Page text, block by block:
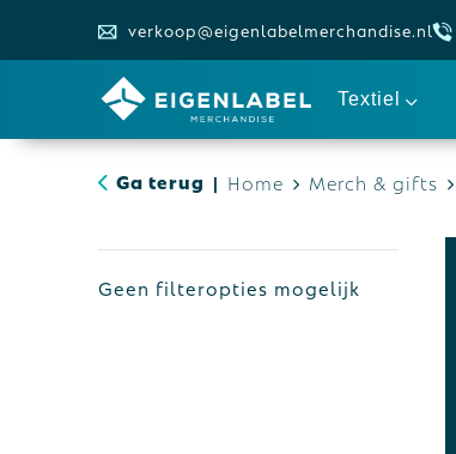
verkoop@eigenlabelmerchandise.nl
Textiel
Ga terug | Home Merch & gifts
Geen filteropties mogelijk